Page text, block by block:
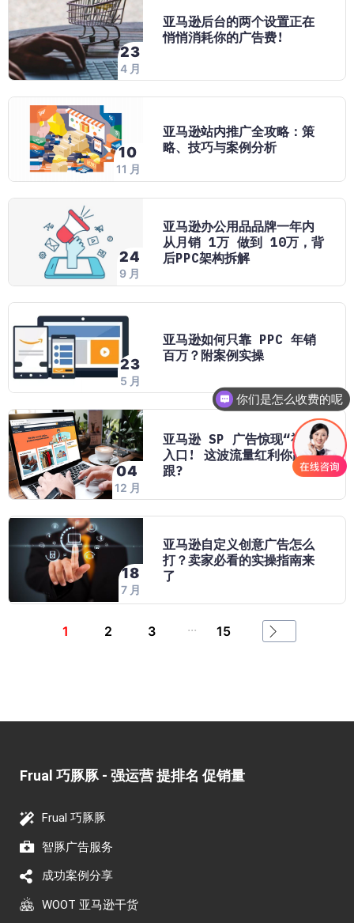
23
4 月
亚马逊后台的两个设置正在
悄悄消耗你的广告费!
10
11 月
亚马逊站内推广全攻略：策
略、技巧与案例分析
24
9 月
亚马逊办公用品品牌一年内
从月销 1万 做到 10万，背
后PPC架构拆解
23
5 月
亚马逊如何只靠 PPC 年销
百万？附案例实操
04
12 月
亚马逊 SP 广告惊现“视频”
入口! 这波流量红利你跟不
跟?
18
7 月
亚马逊自定义创意广告怎么
打？卖家必看的实操指南来
了
1 2 3 ... 15
Frual 巧豚豚 - 强运营 提排名 促销量​
Frual 巧豚豚
智豚广告服务
成功案例分享
WOOT 亚马逊干货
你们是怎么收费的呢